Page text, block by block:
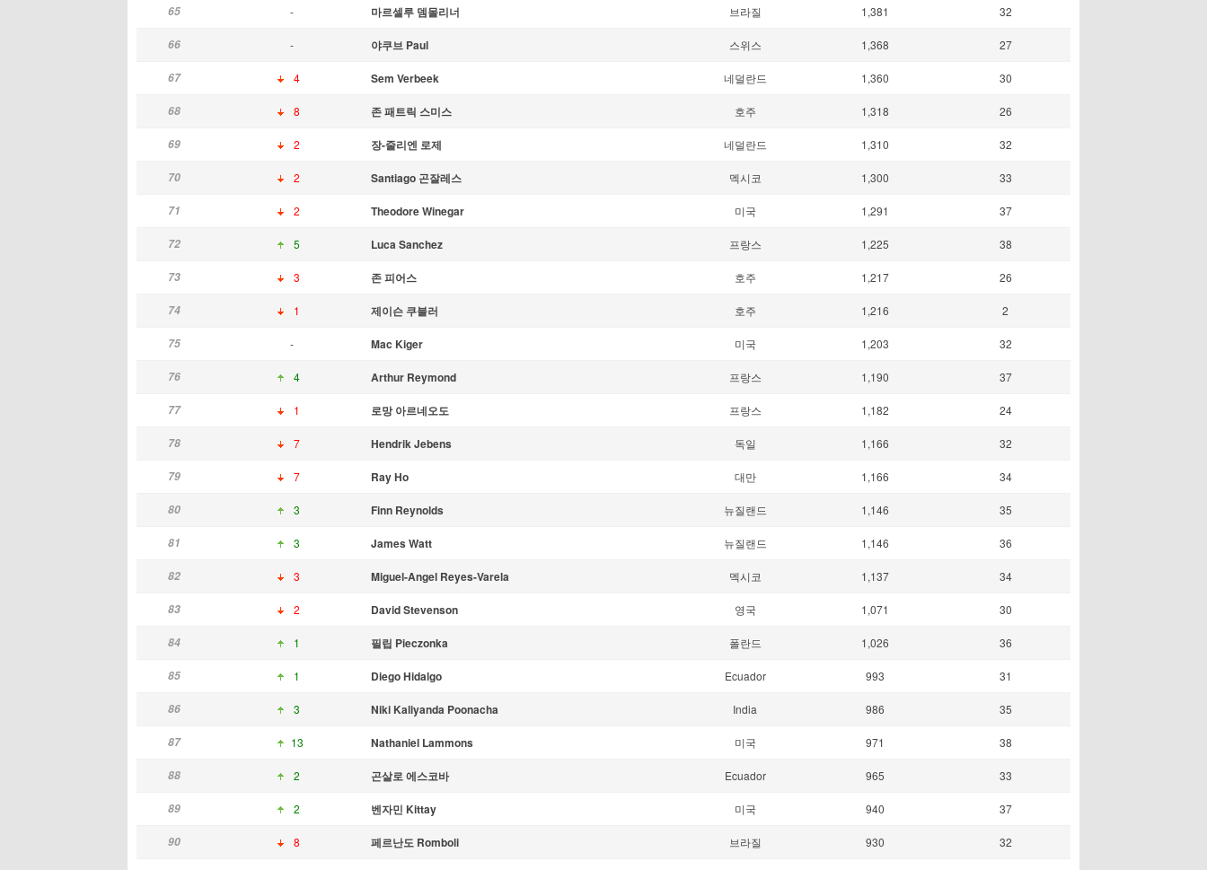
65 - 마르셀루 뎀몰리너 브라질 1,381 32
66 - 야쿠브 Paul 스위스 1,368 27
67 4 Sem Verbeek 네덜란드 1,360 30
68 8 존 패트릭 스미스 호주 1,318 26
69 2 장-줄리엔 로제 네덜란드 1,310 32
70 2 Santiago 곤잘레스 멕시코 1,300 33
71 2 Theodore Winegar 미국 1,291 37
72 5 Luca Sanchez 프랑스 1,225 38
73 3 존 피어스 호주 1,217 26
74 1 제이슨 쿠블러 호주 1,216 2
75 - Mac Kiger 미국 1,203 32
76 4 Arthur Reymond 프랑스 1,190 37
77 1 로망 아르네오도 프랑스 1,182 24
78 7 Hendrik Jebens 독일 1,166 32
79 7 Ray Ho 대만 1,166 34
80 3 Finn Reynolds 뉴질랜드 1,146 35
81 3 James Watt 뉴질랜드 1,146 36
82 3 Miguel-Angel Reyes-Varela 멕시코 1,137 34
83 2 David Stevenson 영국 1,071 30
84 1 필립 Pieczonka 폴란드 1,026 36
85 1 Diego Hidalgo Ecuador 993 31
86 3 Niki Kaliyanda Poonacha India 986 35
87 13 Nathaniel Lammons 미국 971 38
88 2 곤살로 에스코바 Ecuador 965 33
89 2 벤자민 Kittay 미국 940 37
90 8 페르난도 Romboli 브라질 930 32